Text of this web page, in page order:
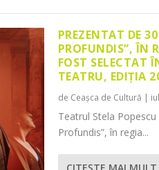
PREZENTAT DE
PROFUNDIS”, ÎN
FOST SELECTAT
TEATRU, EDIȚIA
de Ceașca de Cultură |
Teatrul Stela
Profundis”, în regia...